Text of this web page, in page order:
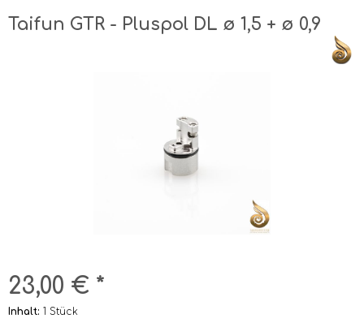
Taifun GTR - Pluspol DL ø 1,5 + ø 0,9
23,00 € *
Inhalt: 1 Stück